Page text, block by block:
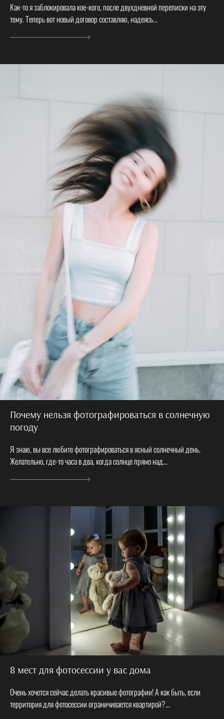
Как-то я заблокировала кое-кого, после двухдневной переписки на эту
тему. Теперь вот новый договор составляю, надеясь...
Почему нельзя фотографироваться в солнечную
погоду
Я знаю, вы все любите фотографироваться в ясный солнечный день.
Желательно, где-то часа в два, когда солнце прямо над...
8 мест для фотосессии у вас дома
Очень хочется сейчас делать красивые фотографии! А как быть, если
территория для фотосессии ограничивается квартирой?...